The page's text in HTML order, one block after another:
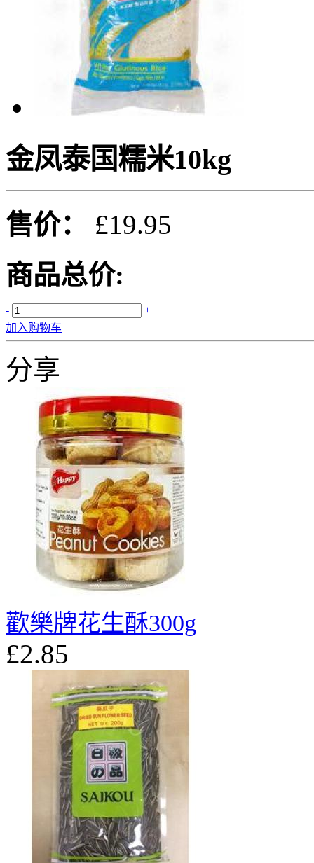
金凤泰国糯米10kg
售价：
£19.95
商品总价:
-
+
加入购物车
分享
歡樂牌花生酥300g
£2.85